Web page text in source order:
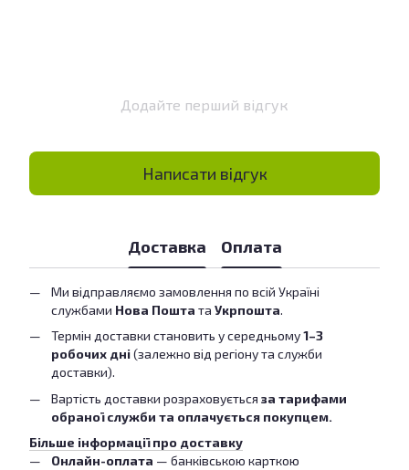
Додайте перший відгук
Написати відгук
Доставка Оплата
Ми відправляємо замовлення по всій Україні
службами Нова Пошта та Укрпошта.
Термін доставки становить у середньому1–3
робочих дні(залежно від регіону та служби
доставки).
Вартість доставки розраховується за тарифами
обраної служби та оплачується покупцем.
Більше інформації про доставку
Онлайн-оплата — банківською карткою